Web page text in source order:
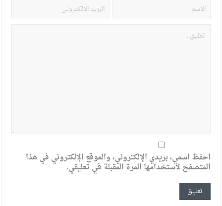
احفظ اسمي، بريدي الإلكتروني، والموقع الإلكتروني في هذا
المتصفح لاستخدامها المرة المقبلة في تعليقي.